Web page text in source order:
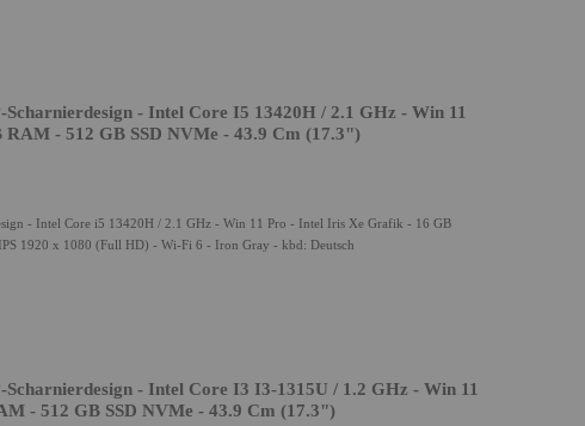
- Intel Core I5 13420H / 2.1 GHz - Win 11
- 512 GB SSD NVMe - 43.9 Cm (17.3")
- Intel Core i5 13420H / 2.1 GHz - Win 11 Pro - Intel Iris Xe Grafik - 16 GB
1920 x 1080 (Full HD) - Wi-Fi 6 - Iron Gray - kbd: Deutsch
- Intel Core I3 I3-1315U / 1.2 GHz - Win 11
- 512 GB SSD NVMe - 43.9 Cm (17.3")